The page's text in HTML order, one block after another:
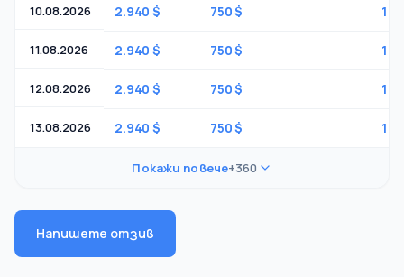
10.08.2026 2.940 $ 750 $ 1 $
11.08.2026 2.940 $ 750 $ 1 $
12.08.2026 2.940 $ 750 $ 1 $
13.08.2026 2.940 $ 750 $ 1 $
Покажи повече+360
Напишете отзив